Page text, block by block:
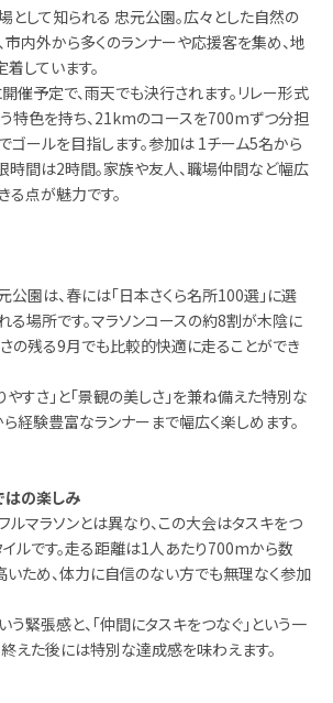
として知られる 忠元公園。広々とした自然の
内外から多くのランナーや応援客を集め、地
しています。
催予定で、雨天でも決行されます。リレー形式
う特色を持ち、21kmのコースを700mずつ分担
ゴールを目指します。参加は 1チーム5名から
時間は2時間。家族や友人、職場仲間など幅広
点が魅力です。
園は、春には「日本さくら名所100選」に選
る場所です。マラソンコースの約8割が木陰に
の残る9月でも比較的快適に走ることができ
やすさ」と「景観の美しさ」を兼ね備えた特別な
経験豊富なランナーまで幅広く楽しめます。
はの楽しみ
マラソンとは異なり、この大会はタスキをつ
ルです。走る距離は1人あたり700mから数
ため、体力に自信のない方でも無理なく参加
う緊張感と、「仲間にタスキをつなぐ」という一
えた後には特別な達成感を味わえます。